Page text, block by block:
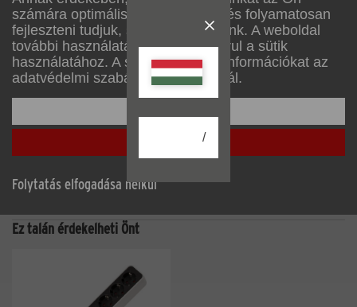
számára optimálisan alakítsuk ki, és folyamatosan
fejleszteni tudjuk, sütiket használunk. A weboldal
további használatával Ön hozzájárul a sütik
használatához. A sütikről további információkat az
adatvédelmi szabályzatunkban talál.
Mindent elfogadni
Folytatás elfogadása nélkül
/
Leírás
Letöltések
Ez talán érdekelheti Önt